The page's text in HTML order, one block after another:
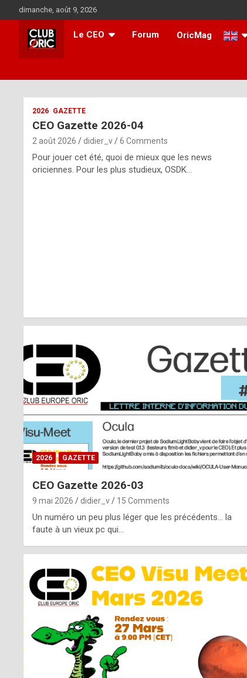
to
content
dimanche, août 9, 2026
Le CEO Forum OricMag
ff
2026 GAZETTE
CEO Gazette 2026-04
2 août 2026 didier_v 6 Comments
Pour jouer cet été, quoi de mieux que les news
oriciennes. Pour les plus studieux, OSDK…
2026 GAZETTE
CEO Gazette 2026-03
9 mai 2026 didier_v 15 Comments
Un numéro un peu plus léger que les précédents… la
faute à un vieux pc qui…